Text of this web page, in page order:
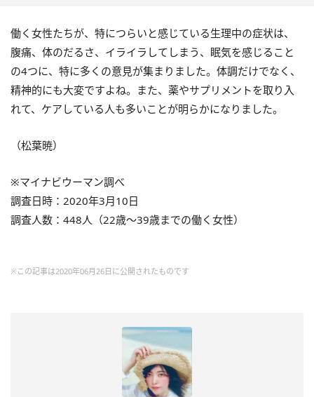
働く女性たちが、特につらいと感じている生理中の症状は、
腹痛、体のだるさ、イライラしてしまう、眠気を感じること
の4つに、特に多くの意見が集まりました。体調だけでなく、
精神的にも大変ですよね。また、薬やサプリメントを取り入
れて、ケアしている人も多いことが明らかになりました。
（松葉暁）
※マイナビウーマン調べ
調査日時：2020年3月10日
調査人数：448人（22歳～39歳までの働く女性）
※この記事は2020年06月26日に公開されたものです